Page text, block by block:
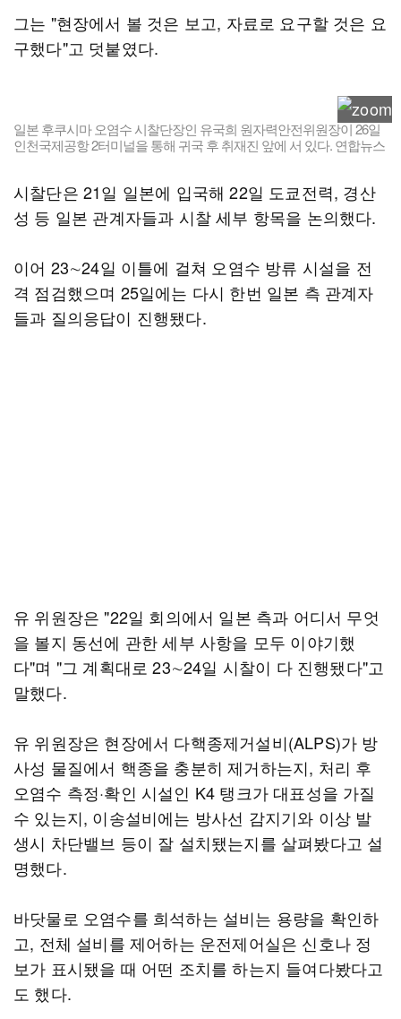
그는 "현장에서 볼 것은 보고, 자료로 요구할 것은 요
구했다"고 덧붙였다.
일본 후쿠시마 오염수 시찰단장인 유국희 원자력안전위원장이 26일
인천국제공항 2터미널을 통해 귀국 후 취재진 앞에 서 있다. 연합뉴스
시찰단은 21일 일본에 입국해 22일 도쿄전력, 경산
성 등 일본 관계자들과 시찰 세부 항목을 논의했다.
이어 23∼24일 이틀에 걸쳐 오염수 방류 시설을 전
격 점검했으며 25일에는 다시 한번 일본 측 관계자
들과 질의응답이 진행됐다.
유 위원장은 "22일 회의에서 일본 측과 어디서 무엇
을 볼지 동선에 관한 세부 사항을 모두 이야기했
다"며 "그 계획대로 23∼24일 시찰이 다 진행됐다"고
말했다.
유 위원장은 현장에서 다핵종제거설비(ALPS)가 방
사성 물질에서 핵종을 충분히 제거하는지, 처리 후
오염수 측정·확인 시설인 K4 탱크가 대표성을 가질
수 있는지, 이송설비에는 방사선 감지기와 이상 발
생시 차단밸브 등이 잘 설치됐는지를 살펴봤다고 설
명했다.
바닷물로 오염수를 희석하는 설비는 용량을 확인하
고, 전체 설비를 제어하는 운전제어실은 신호나 정
보가 표시됐을 때 어떤 조치를 하는지 들여다봤다고
도 했다.